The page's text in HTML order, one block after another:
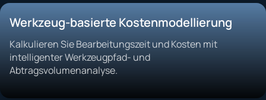
Werkzeug-basierte Kostenmodellierung
Kalkulieren Sie Bearbeitungszeit und Kosten mit
intelligenter Werkzeugpfad- und
Abtragsvolumenanalyse.